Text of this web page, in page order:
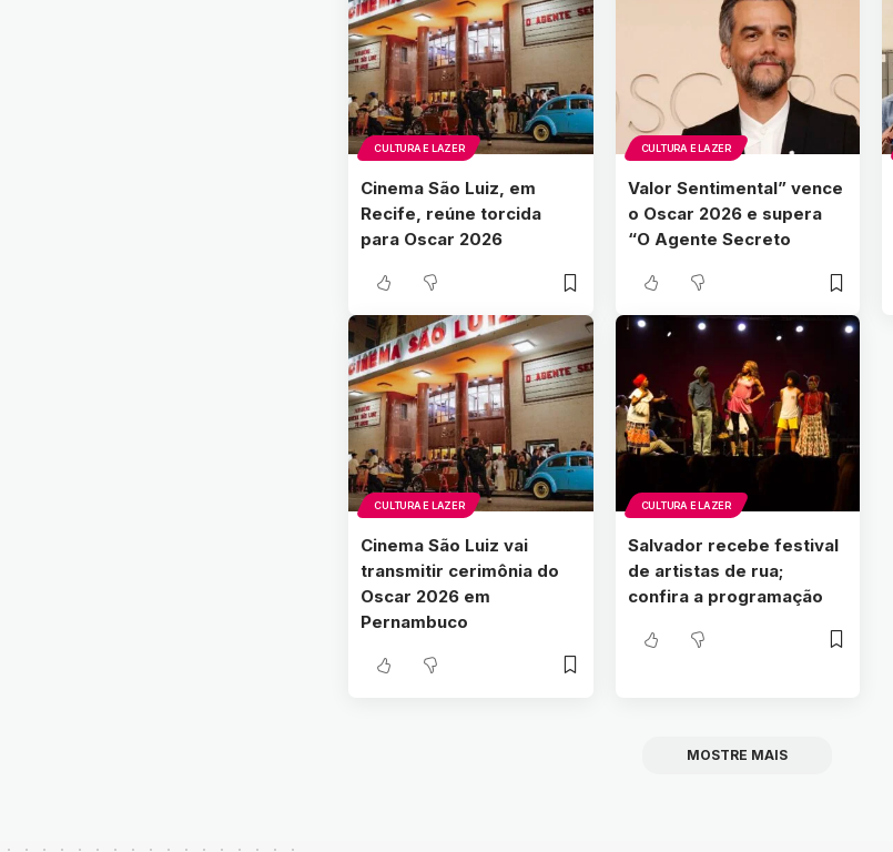
CULTURA E LAZER
Cinema São Luiz, em
Recife, reúne torcida
para Oscar 2026
CULTURA E LAZER
Valor Sentimental” vence
o Oscar 2026 e supera
“O Agente Secreto
CULTURA E LAZER
Cinema São Luiz vai
transmitir cerimônia do
Oscar 2026 em
Pernambuco
CULTURA E LAZER
Salvador recebe festival
de artistas de rua;
confira a programação
MOSTRE MAIS